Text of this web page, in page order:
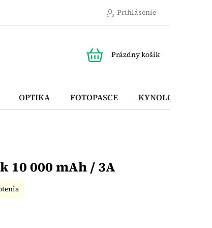
Prihlásenie
KOŠÍK
Prázdny košík
OPTIKA FOTOPASCE KYNOLOGICKÉ
10 000 mAh / 3A